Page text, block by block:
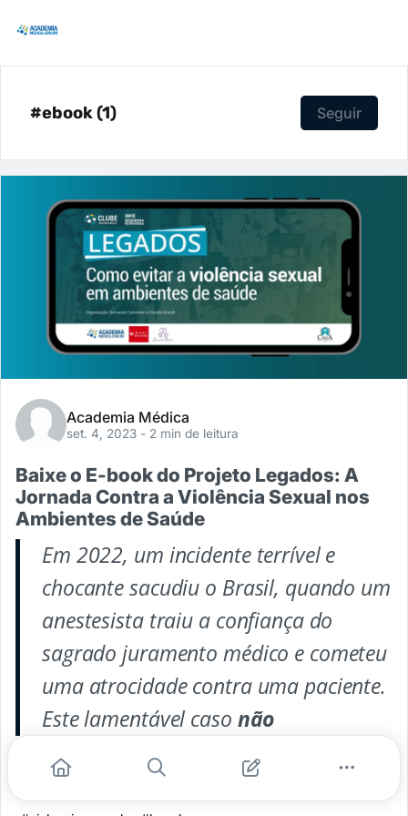
#ebook (1) Seguir
Academia Médica
set. 4, 2023 - 2 min de leitura
Baixe o E-book do Projeto Legados: A
Jornada Contra a Violência Sexual nos
Ambientes de Saúde
Em 2022, um incidente terrível e
chocante sacudiu o Brasil, quando um
anestesista traiu a confiança do
sagrado juramento médico e cometeu
uma atrocidade contra uma paciente.
Este lamentável caso não